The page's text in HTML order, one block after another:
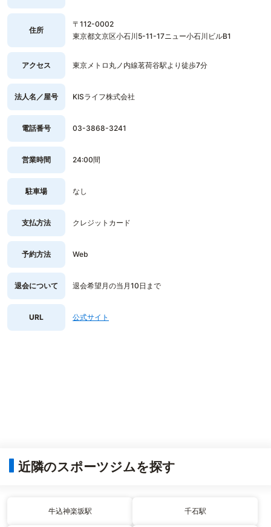
住所
〒112-0002
東京都文京区小石川5-11-17ニュー小石川ビルB1
アクセス 東京メトロ丸ノ内線茗荷谷駅より徒歩7分
法人名／屋号 KISライフ株式会社
電話番号 03-3868-3241
営業時間 24:00間
駐車場 なし
支払方法 クレジットカード
予約方法 Web
退会について 退会希望月の当月10日まで
URL 公式サイト
近隣のスポーツジムを探す
牛込神楽坂駅 千石駅